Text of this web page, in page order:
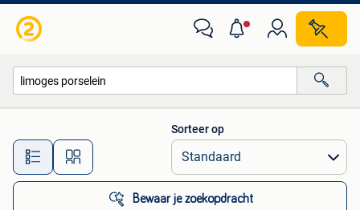
Alle afstanden…
Sorteer op
Bewaar je zoekopdracht